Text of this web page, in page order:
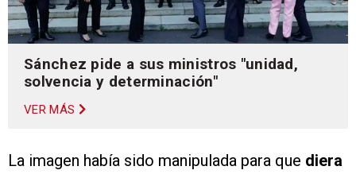
Sánchez pide a sus ministros "unidad,
solvencia y determinación"
VER MÁS
La imagen había sido manipulada para que diera